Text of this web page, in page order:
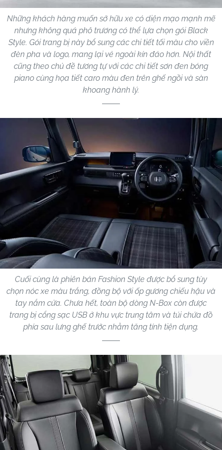
Những khách hàng muốn sở hữu xe có diện mạo mạnh mẽ
nhưng không quá phô trương có thể lựa chọn gói Black
Style. Gói trang bị này bổ sung các chi tiết tối màu cho viền
đèn pha và logo, mang lại vẻ ngoài kín đáo hơn. Nội thất
cũng theo chủ đề tương tự với các chi tiết sơn đen bóng
piano cùng họa tiết caro màu đen trên ghế ngồi và sàn
khoang hành lý.
Cuối cùng là phiên bản Fashion Style được bổ sung tùy
chọn nóc xe màu trắng, đồng bộ với ốp gương chiếu hậu và
tay nắm cửa. Chưa hết, toàn bộ dòng N-Box còn được
trang bị cổng sạc USB ở khu vực trung tâm và túi chứa đồ
phía sau lưng ghế trước nhằm tăng tính tiện dụng.